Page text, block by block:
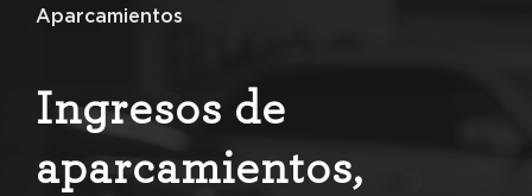
Aparcamientos
Ingresos de
aparcamientos,